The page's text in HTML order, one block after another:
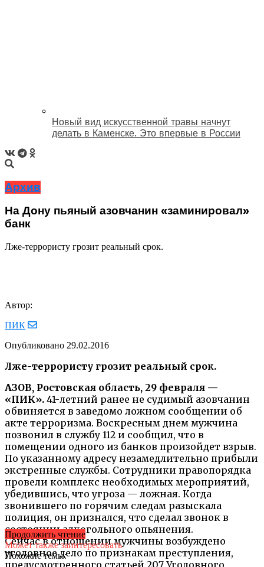
Новый вид искусственной травы начнут
делать в Каменске. Это впервые в России
Архив
На Дону пьяный азовчанин «заминировал»
банк
Лже-террористу грозит реальный срок.
Автор:
ПИК
Опубликовано 29.02.2016
Лже-террористу грозит реальный срок.
АЗОВ, Ростовская область, 29 февраля —
«ПИК». 41-летний ранее не судимый азовчанин
обвиняется в заведомо ложном сообщении об
акте терроризма. Воскресным днем мужчина
позвонил в службу 112 и сообщил, что в
помещении одного из банков произойдет взрыв.
По указанному адресу незамедлительно прибыли
экстренные службы. Сотрудники правопорядка
провели комплекс необходимых мероприятий,
убедившись, что угроза — ложная. Когда
звонившего по горячим следам разыскала
полиция, он признался, что сделал звонок в
состоянии алкогольного опьянения.
Сейчас в отношении мужчины возбуждено
уголовное дело по признакам преступления,
предусмотренного статьей 207 Уголовного
Продолжить чтение
Может также заинтересовать
Похожие темы: